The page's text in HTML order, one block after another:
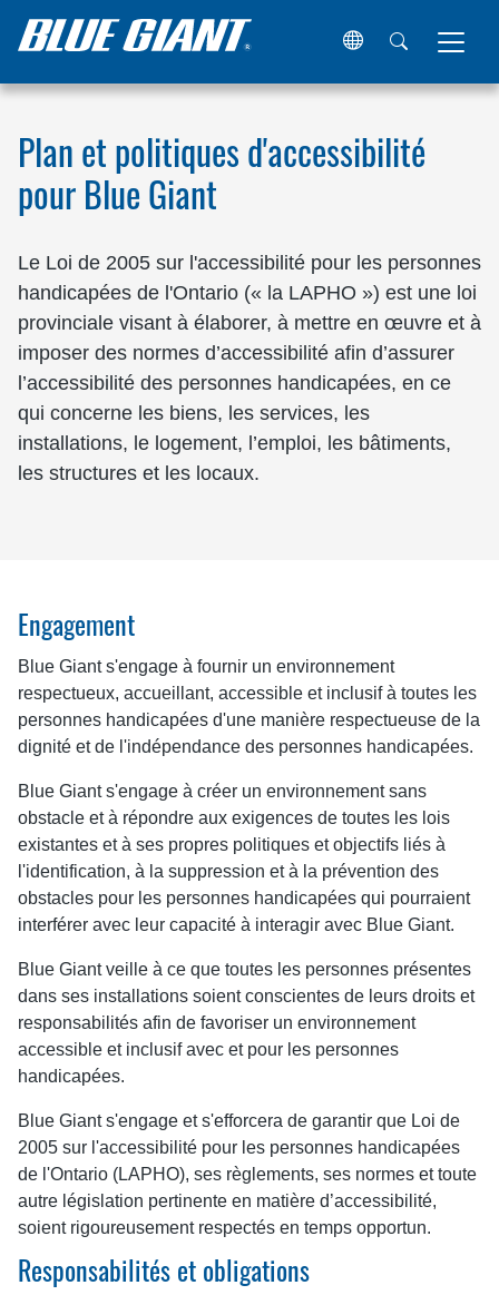
Maison Accessibilité
Plan et politiques d'accessibilité
pour Blue Giant
Le Loi de 2005 sur l'accessibilité pour les personnes
handicapées de l'Ontario (« la LAPHO ») est une loi
provinciale visant à élaborer, à mettre en œuvre et à
imposer des normes d’accessibilité afin d’assurer
l’accessibilité des personnes handicapées, en ce
qui concerne les biens, les services, les
installations, le logement, l’emploi, les bâtiments,
les structures et les locaux.
Engagement
Blue Giant s'engage à fournir un environnement
respectueux, accueillant, accessible et inclusif à toutes les
personnes handicapées d'une manière respectueuse de la
dignité et de l'indépendance des personnes handicapées.
Blue Giant s'engage à créer un environnement sans
obstacle et à répondre aux exigences de toutes les lois
existantes et à ses propres politiques et objectifs liés à
l'identification, à la suppression et à la prévention des
obstacles pour les personnes handicapées qui pourraient
interférer avec leur capacité à interagir avec Blue Giant.
Blue Giant veille à ce que toutes les personnes présentes
dans ses installations soient conscientes de leurs droits et
responsabilités afin de favoriser un environnement
accessible et inclusif avec et pour les personnes
handicapées.
Blue Giant s'engage et s'efforcera de garantir que Loi de
2005 sur l'accessibilité pour les personnes handicapées
de l'Ontario (LAPHO), ses règlements, ses normes et toute
autre législation pertinente en matière d’accessibilité,
soient rigoureusement respectés en temps opportun.
Responsabilités et obligations